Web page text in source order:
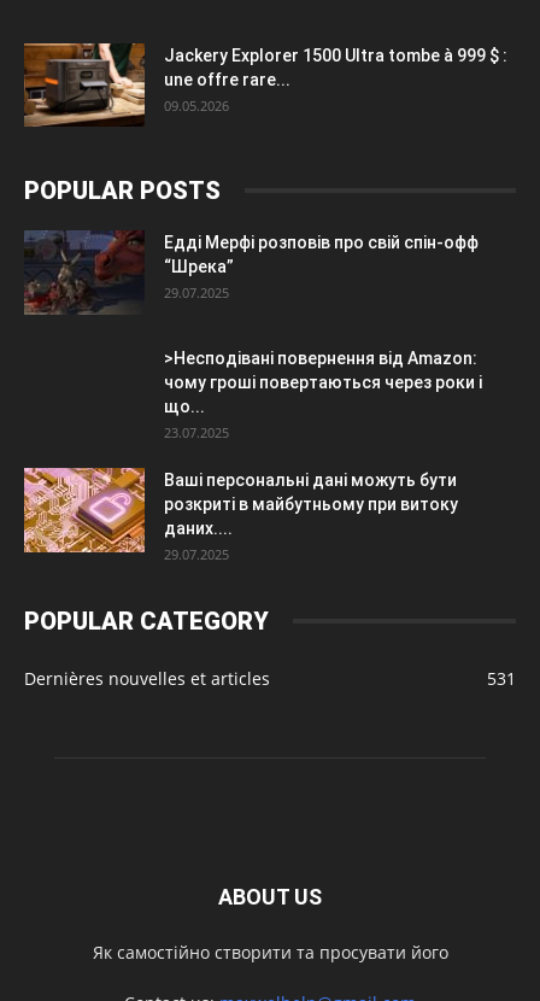
Jackery Explorer 1500 Ultra tombe à 999 $ :
une offre rare...
09.05.2026
POPULAR POSTS
Едді Мерфі розповів про свій спін-офф
“Шрека”
29.07.2025
>Несподівані повернення від Amazon:
чому гроші повертаються через роки і
що...
23.07.2025
Ваші персональні дані можуть бути
розкриті в майбутньому при витоку
даних....
29.07.2025
POPULAR CATEGORY
Dernières nouvelles et articles 531
ABOUT US
Як самостійно створити та просувати його